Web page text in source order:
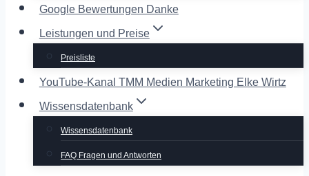
Google Bewertungen Danke
Leistungen und Preise
Preisliste
YouTube-Kanal TMM Medien Marketing Elke Wirtz
Wissensdatenbank
Wissensdatenbank
FAQ Fragen und Antworten